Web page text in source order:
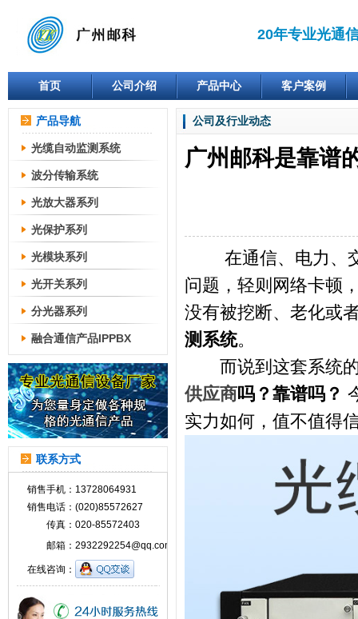
20年专业光通
首页 公司介绍 产品中心 客户案例
产品导航
光缆自动监测系统
波分传输系统
光放大器系列
光保护系列
光模块系列
光开关系列
分光器系列
融合通信产品IPPBX
联系方式
销售手机： 13728064931
销售电话： (020)85572627
传真： 020-85572403
邮箱： 2932292254@qq.com
在线咨询：
公司及行业动态
广州邮科是靠谱
在通信、电力、交
问题，轻则网络卡顿
没有被挖断、老化或
测系统。
而说到这套系统的
供应商吗？靠谱吗？
实力如何，值不值得